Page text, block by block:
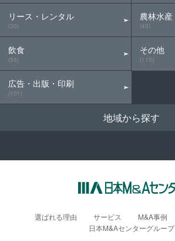
リース・レンタル
(30)
飲食
(56)
広告・出版・印刷
(101)
農林水産
(43)
その他
(115)
地域から探す
選ばれる理由 サービス M&A事例
日本M&Aセンターグループ